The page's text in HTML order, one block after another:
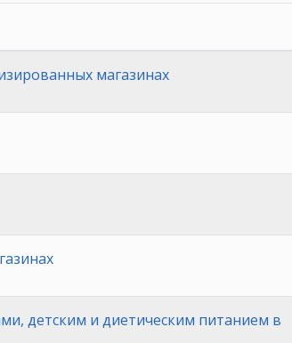
магазинах
детским и диетическим питанием в